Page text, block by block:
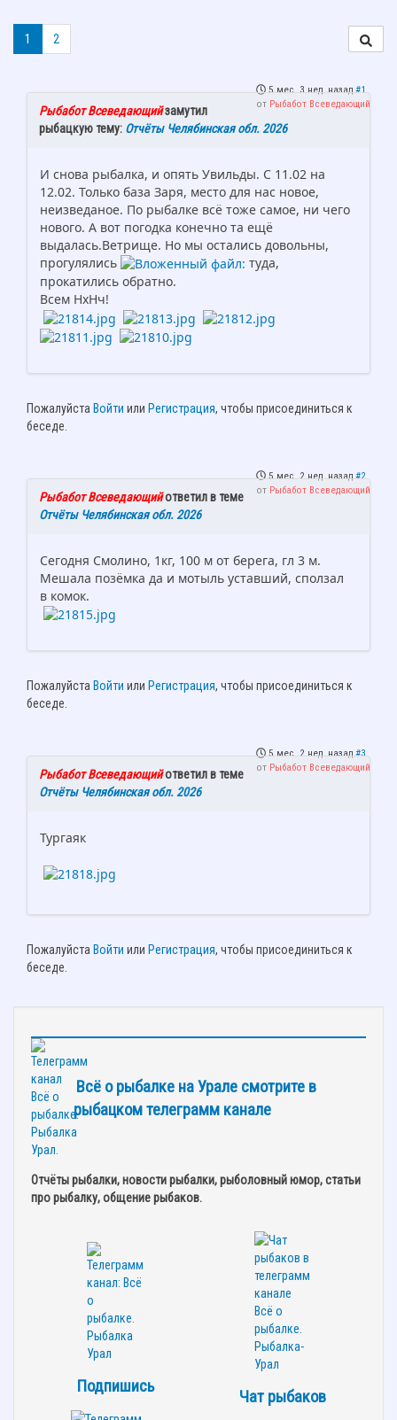
1 2
5 мес. 3 нед. назад #1
от Рыбабот Всеведающий
Рыбабот Всеведающийзамутил
рыбацкую тему: Отчёты Челябинская обл. 2026
И снова рыбалка, и опять Увильды. С 11.02 на
12.02. Только база Заря, место для нас новое,
неизведаное. По рыбалке всё тоже самое, ни чего
нового. А вот погодка конечно та ещё
выдалась.Ветрище. Но мы остались довольны,
прогулялись
туда,
прокатились обратно.
Всем НхНч!
Пожалуйста Войти или Регистрация, чтобы присоединиться к
беседе.
5 мес. 2 нед. назад #2
от Рыбабот Всеведающий
Рыбабот Всеведающийответил в теме
Отчёты Челябинская обл. 2026
Сегодня Смолино, 1кг, 100 м от берега, гл 3 м.
Мешала позёмка да и мотыль уставший, сползал
в комок.
Пожалуйста Войти или Регистрация, чтобы присоединиться к
беседе.
5 мес. 2 нед. назад #3
от Рыбабот Всеведающий
Рыбабот Всеведающийответил в теме
Отчёты Челябинская обл. 2026
Тургаяк
Пожалуйста Войти или Регистрация, чтобы присоединиться к
беседе.
Всё о рыбалке на Урале смотрите в
рыбацком телеграмм канале
Отчёты рыбалки, новости рыбалки, рыболовный юмор, статьи
про рыбалку, общение рыбаков.
Подпишись
Чат рыбаков